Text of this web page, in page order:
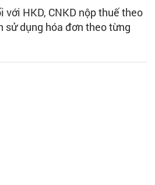
với HKD, CNKD nộp thuế theo
sử dụng hóa đơn theo từng